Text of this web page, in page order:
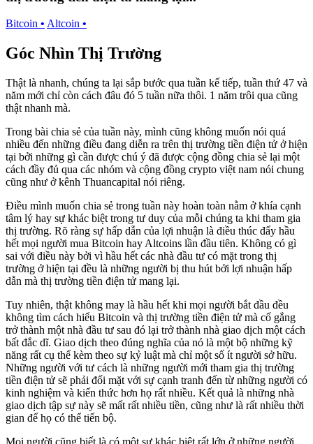
Bitcoin • Altcoin •
Góc Nhìn Thị Trường
Thật là nhanh, chúng ta lại sắp bước qua tuần kế tiếp, tuần thứ 47 và
năm mới chỉ còn cách đâu đó 5 tuần nữa thôi. 1 năm trôi qua cũng
thật nhanh mà.
Trong bài chia sẻ của tuần này, mình cũng không muốn nói quá
nhiều đến những điều đang diễn ra trên thị trường tiền điện tử ở hiện
tại bởi những gì cần được chú ý đã được cộng đồng chia sẻ lại một
cách đầy đủ qua các nhóm và cộng đồng crypto việt nam nói chung
cũng như ở kênh Thuancapital nói riêng.
Điều mình muốn chia sẻ trong tuần này hoàn toàn nằm ở khía cạnh
tâm lý hay sự khác biệt trong tư duy của mỗi chúng ta khi tham gia
thị trường. Rõ ràng sự hấp dẫn của lợi nhuận là điều thúc đẩy hầu
hết mọi người mua Bitcoin hay Altcoins lần đầu tiên. Không có gì
sai với điều này bởi vì hầu hết các nhà đầu tư có mặt trong thị
trường ở hiện tại đều là những người bị thu hút bởi lợi nhuận hấp
dẫn mà thị trường tiền điện tử mang lại.
Tuy nhiên, thật không may là hầu hết khi mọi người bắt đầu đều
không tìm cách hiểu Bitcoin và thị trường tiền điện tử mà cố gắng
trở thành một nhà đầu tư sau đó lại trở thành nhà giao dịch một cách
bất đắc dĩ. Giao dịch theo đúng nghĩa của nó là một bộ những kỹ
năng rất cụ thể kèm theo sự kỷ luật mà chỉ một số ít người sở hữu.
Những người với tư cách là những người mới tham gia thị trường
tiền điện tử sẽ phải đối mặt với sự cạnh tranh đến từ những người có
kinh nghiệm và kiến ​​thức hơn họ rất nhiều. Kết quả là những nhà
giao dịch tập sự này sẽ mất rất nhiều tiền, cũng như là rất nhiều thời
gian để họ có thể tiến bộ.